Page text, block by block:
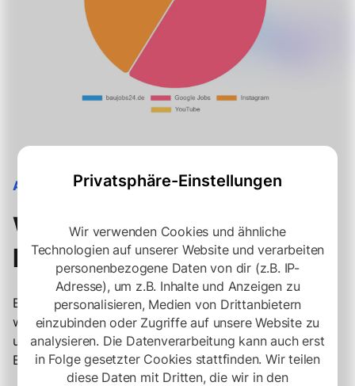
ANALYTIK
Wissen, was funktioniert.
Immer.
Erfasse jede Aktion auf deiner Seite. Integriere Tools
wie Google Analytics, um Besucherdaten zu verfolgen,
und optimiere basierend auf echten
Benutzerinteraktionen.
Privatsphäre-Einstellungen
Wir verwenden Cookies und ähnliche
Technologien auf unserer Website und verarbeiten
personenbezogene Daten von dir (z.B. IP-
Adresse), um z.B. Inhalte und Anzeigen zu
personalisieren, Medien von Drittanbietern
einzubinden oder Zugriffe auf unsere Website zu
analysieren. Die Datenverarbeitung kann auch erst
in Folge gesetzter Cookies stattfinden. Wir teilen
diese Daten mit Dritten, die wir in den